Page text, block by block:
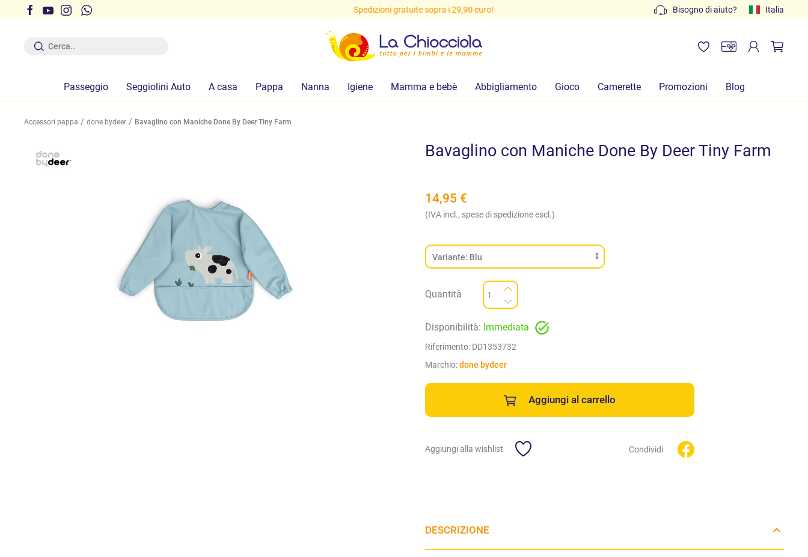
ferie dal 12 al 19 Agosto compresi Spedizioni gratuite sopra i 29,90 euro! Preventivi gratuiti: scrivi ainfo@lachiocciolababy.it
Bisogno di aiuto? Italia
Passeggio Seggiolini Auto A casa Pappa Nanna Igiene Mamma e bebè Abbigliamento Gioco Camerette Promozioni Blog
Accessori pappa done bydeer Bavaglino con Maniche Done By Deer Tiny Farm
Bavaglino con Maniche Done By Deer Tiny Farm
14,95 €
(IVA incl., spese di spedizione escl.)
Quantità
Disponibilità: Immediata
Riferimento: DD1353732
Marchio:done bydeer
Aggiungi al carrello
Aggiungi alla wishlist Condividi
DESCRIZIONE